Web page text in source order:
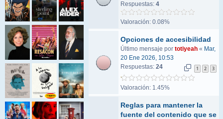
Respuestas: 4
Valoración: 0.08%
Opciones de accesibilidad
Último mensaje por totiyeah « Mar,
20 Ene 2026, 10:53
Respuestas: 24 1 2 3
Valoración: 1.45%
Reglas para mantener la
fuente del contenido que se